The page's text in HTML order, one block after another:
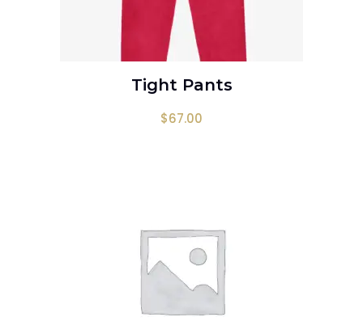
AÑADIR AL CARRITO
Tight Pants
$67.00